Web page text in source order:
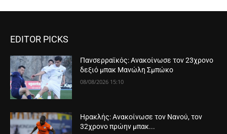
EDITOR PICKS
Πανσερραϊκός: Ανακοίνωσε τον 23χρονο
δεξιό μπακ Μανώλη Σμπώκο
08/08/2026 15:10
Ηρακλής: Ανακοίνωσε τον Νανού, τον
32χρονο πρώην μπακ...